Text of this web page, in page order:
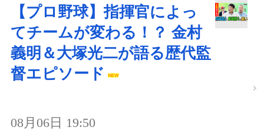
【プロ野球】指揮官によっ
てチームが変わる！？ 金村
義明＆大塚光二が語る歴代監
督エピソード
08月06日 19:50